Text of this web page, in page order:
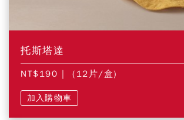
托斯塔達
NT$190 | (12片/盒)
加入購物車